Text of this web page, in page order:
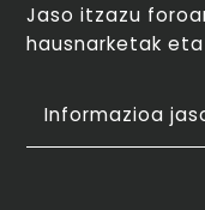
Jaso itzazu
hausnarketak
Informazioa